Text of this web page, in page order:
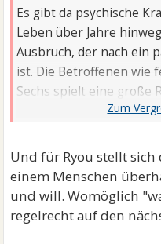
Es gibt da psychische
Leben über Jahre
Ausbruch, der nach ein
ist. Die Betroffenen wie
Sechs spielt eine große
leichtsinniges Verhalten.
Sie sollte das dringend
irgendwann wieder zu
macht sie sich ihr
Und für Ryou stellt sich
einem Menschen
und will. Womöglich
regelrecht auf den